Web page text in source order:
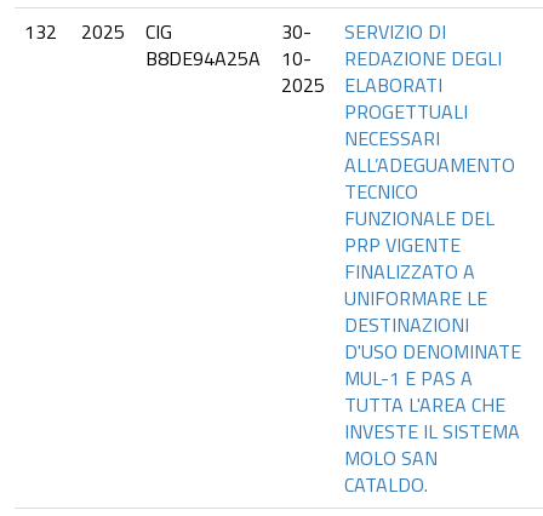
132
2025
CIG
B8DE94A25A
30-
10-
2025
SERVIZIO DI
REDAZIONE DEGLI
ELABORATI
PROGETTUALI
NECESSARI
ALL’ADEGUAMENTO
TECNICO
FUNZIONALE DEL
PRP VIGENTE
FINALIZZATO A
UNIFORMARE LE
DESTINAZIONI
D'USO DENOMINATE
MUL-1 E PAS A
TUTTA L'AREA CHE
INVESTE IL SISTEMA
MOLO SAN
CATALDO.